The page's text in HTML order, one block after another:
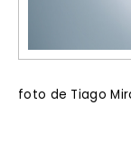
foto de Tiago